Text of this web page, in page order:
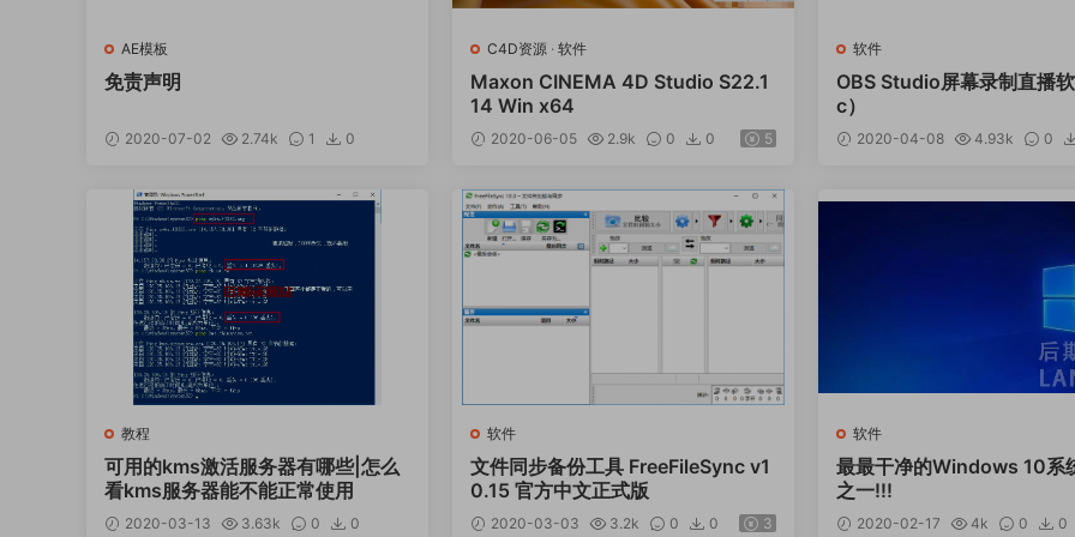
AE模板
免责声明
2020-07-02 2.74k 1 0
C4D资源 · 软件
Maxon CINEMA 4D Studio S22.1
14 Win x64
2020-06-05 2.9k 0 0 5
软件
OBS Studio屏幕录制直播
c）
2020-04-08 4.93k 0
教程
可用的kms激活服务器有哪些|怎么
看kms服务器能不能正常使用
2020-03-13 3.63k 0 0
软件
文件同步备份工具 FreeFileSync v1
0.15 官方中文正式版
2020-03-03 3.2k 0 0 3
软件
最最干净的Windows 10系
之一!!!
2020-02-17 4k 0 0